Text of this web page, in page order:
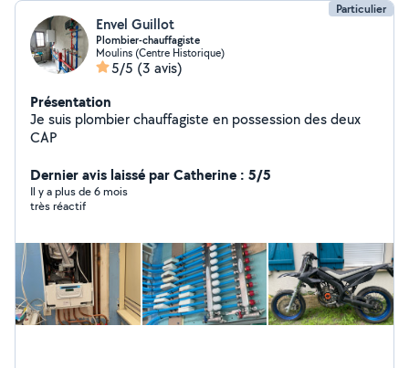
Particulier
Envel Guillot
Plombier-chauffagiste
Moulins (Centre Historique)
5/5 (3 avis)
Présentation
Je suis plombier chauffagiste en possession des deux
CAP
Dernier avis laissé par Catherine : 5/5
Il y a plus de 6 mois
très réactif